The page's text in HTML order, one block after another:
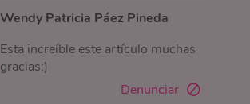
Wendy Patricia Páez Pineda
Esta increíble este artículo muchas
gracias:)
Denunciar